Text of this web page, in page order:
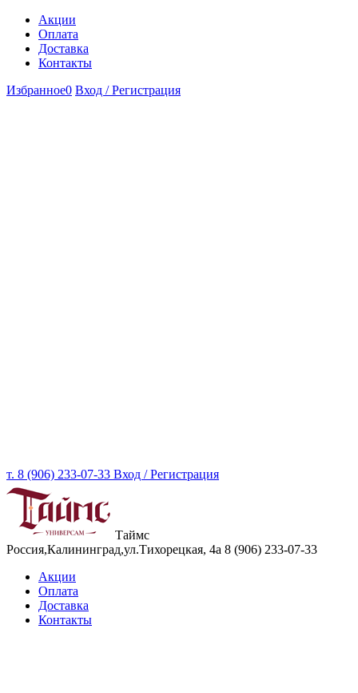
Акции
Оплата
Доставка
Контакты
Избранное0 Вход / Регистрация
т. 8 (906) 233-07-33 Вход / Регистрация
Таймс
Россия,Калининград,ул.Тихорецкая, 4а 8 (906) 233-07-33
Акции
Оплата
Доставка
Контакты